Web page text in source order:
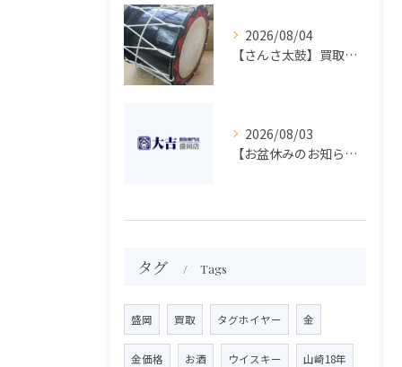
2026/08/04
【さんさ太鼓】買取 大吉盛岡店 楽器 買取します！！
2026/08/03
【お盆休みのお知らせ】買取専門 大吉 盛岡店
タグ Tags
盛岡 買取 タグホイヤー 金
金価格 お酒 ウイスキー 山崎18年